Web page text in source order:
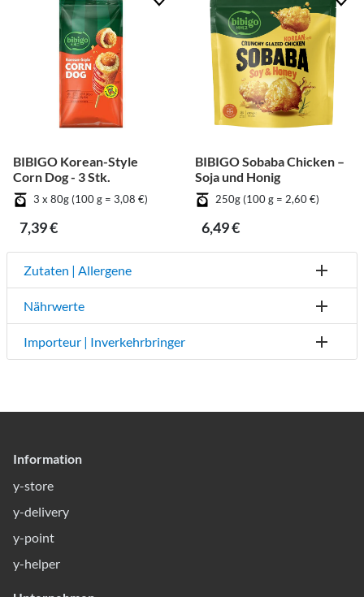
BIBIGO Korean-Style
Corn Dog - 3 Stk.
3 x 80g (100 g = 3,08 €)
7,39 €
BIBIGO Sobaba Chicken –
Soja und Honig
250g (100 g = 2,60 €)
6,49 €
Zutaten | Allergene
Nährwerte
Importeur | Inverkehrbringer
Information
y-store
y-delivery
y-point
y-helper